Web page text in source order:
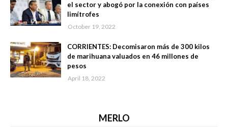
el sector y abogó por la conexión con países
limítrofes
October 19, 2022
CORRIENTES: Decomisaron más de 300 kilos
de marihuana valuados en 46 millones de
pesos
April 18, 2022
MERLO